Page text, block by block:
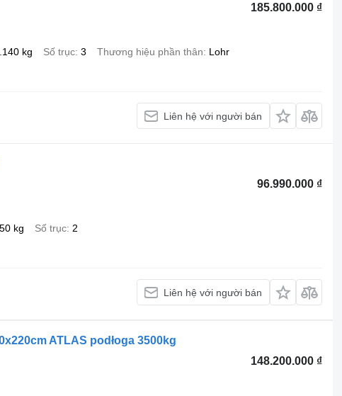
185.800.000 ₫
kg Số trục 3 Thương hiệu phần thân Lohr
Liên hệ với người bán
96.990.000 ₫
kg Số trục 2
Liên hệ với người bán
ATLAS podłoga 3500kg
148.200.000 ₫